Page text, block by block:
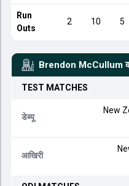
Run
Outs
2 10 5
Brendon McCullum
TEST MATCHES
डेब्यू
New
आखिरी